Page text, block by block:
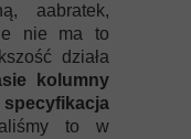
aabratek,
nie ma to
działa
kolumny
to w